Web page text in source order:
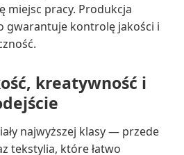
miejsc pracy. Produkcja
gwarantuje kontrolę jakości i
kreatywność i
najwyższej klasy — przede
tekstylia, które łatwo